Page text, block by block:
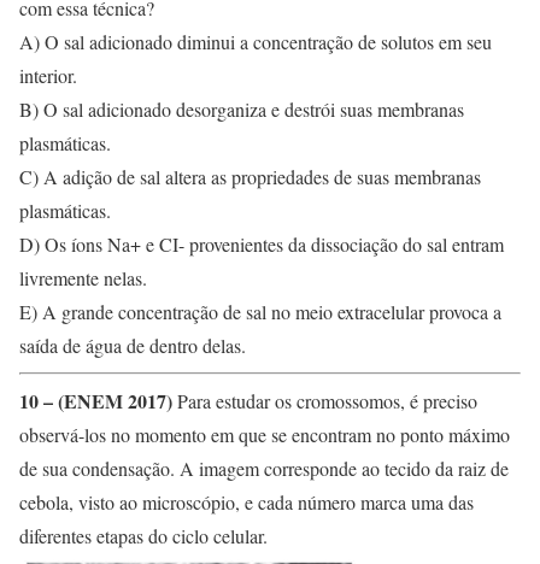
com essa técnica?
A) O sal adicionado diminui a concentração de solutos em seu
interior.
B) O sal adicionado desorganiza e destrói suas membranas
plasmáticas.
C) A adição de sal altera as propriedades de suas membranas
plasmáticas.
D) Os íons Na+ e CI- provenientes da dissociação do sal entram
livremente nelas.
E) A grande concentração de sal no meio extracelular provoca a
saída de água de dentro delas.
10 – (ENEM 2017)Para estudar os cromossomos, é preciso
observá-los no momento em que se encontram no ponto máximo
de sua condensação. A imagem corresponde ao tecido da raiz de
cebola, visto ao microscópio, e cada número marca uma das
diferentes etapas do ciclo celular.